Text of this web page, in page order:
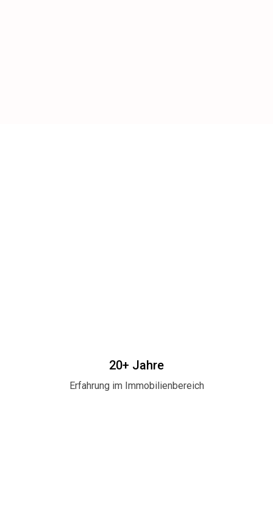
20+ Jahre
Erfahrung im Immobilienbereich